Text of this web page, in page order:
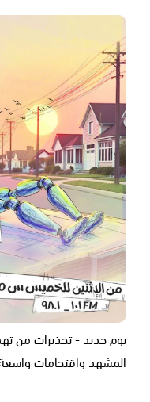
يوم جديد - تحذيرات من
المشهد واقتحامات واسعة